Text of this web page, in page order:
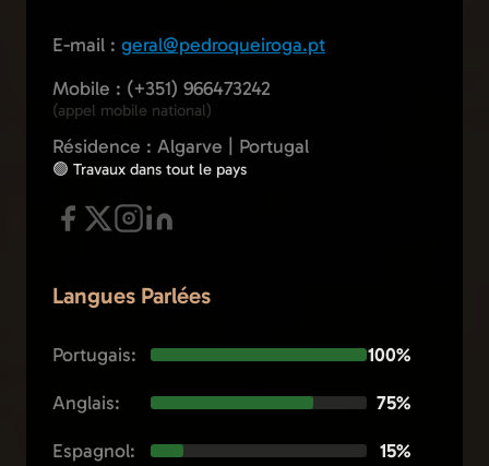
E-mail : geral@pedroqueiroga.pt
Mobile : (+351) 966473242
(appel mobile national)
Résidence : Algarve | Portugal
🟢 Travaux dans tout le pays
Langues Parlées
Portugais:
100%
Anglais:
75%
Espagnol:
15%